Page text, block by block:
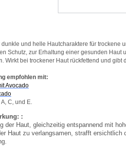
und helle Hautcharaktere für trockene
Schutz, zur Erhaltung einer gesunden Haut
Wirkt bei trockener Haut rückfettend und gibt
empfohlen mit:
Avocado
C, und E.
:
der Haut, gleichzeitig entspannend mit
Haut zu verlangsamen, strafft ersichtlich